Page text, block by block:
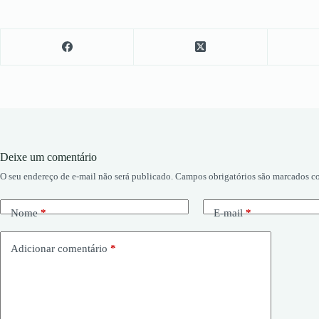
Deixe um comentário
O seu endereço de e-mail não será publicado. Campos obrigatórios são marcados
Nome* E-mail*
Adicionar comentário *